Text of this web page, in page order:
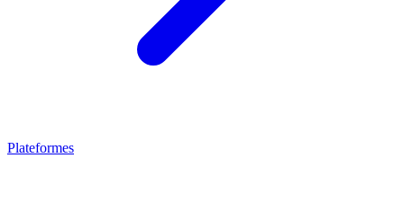
Plateformes